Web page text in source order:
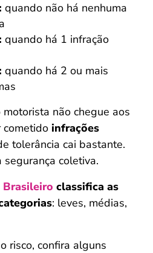
quando não há nenhuma
quando há 1 infração
quando há 2 ou mais
não chegue aos
infrações
tolerância cai bastante.
coletiva.
Brasileiro classifica as
: leves, médias,
risco, confira alguns